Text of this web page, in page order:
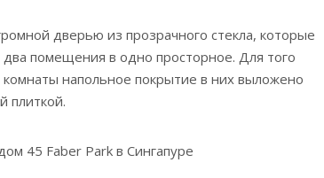
дверью из прозрачного стекла, которые
помещения в одно просторное. Для того
напольное покрытие в них выложено
плиткой.